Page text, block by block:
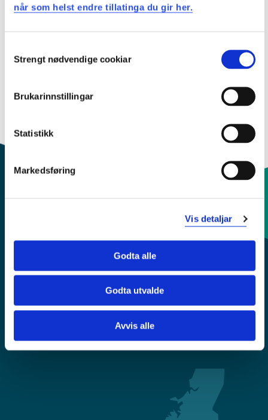
når som helst endre tillatinga du gir her.
Selection
Strengt nødvendige cookiar
Brukarinnstillingar
Statistikk
Markedsføring
Vis detaljar
Godta alle
Godta utvalde
Avvis alle
Kull Hausten 2020
Kull Hausten 2018
Kull Hausten 2017
Kontaktinfo og opningstider
Krise- og beredskapsnummer
Personvern